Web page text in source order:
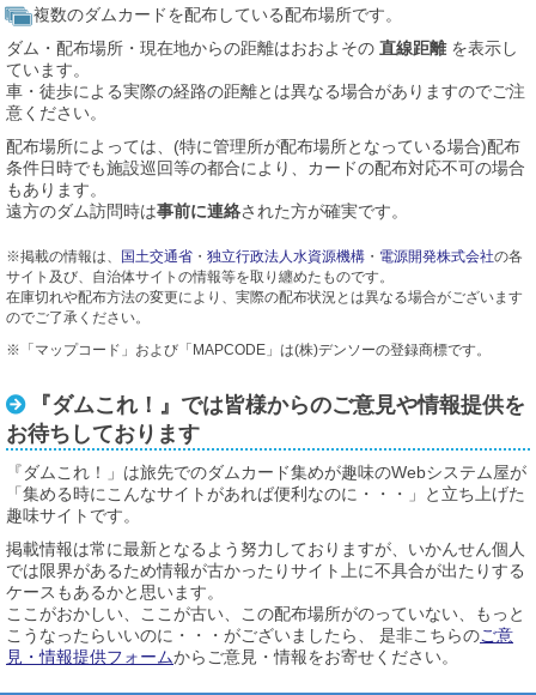
複数のダムカードを配布している配布場所です。
ダム・配布場所・現在地からの距離はおおよその 直線距離を表示し
ています。
車・徒歩による実際の経路の距離とは異なる場合がありますのでご注
意ください。
配布場所によっては、(特に管理所が配布場所となっている場合)配布
条件日時でも施設巡回等の都合により、カードの配布対応不可の場合
もあります。
遠方のダム訪問時は事前に連絡された方が確実です。
※掲載の情報は、 国土交通省 ・ 独立行政法人水資源機構 ・ 電源開発株式会社の各
サイト及び、自治体サイトの情報等を取り纏めたものです。
在庫切れや配布方法の変更により、実際の配布状況とは異なる場合がございます
のでご了承ください。
※「マップコード」および「MAPCODE」は(株)デンソーの登録商標です。
『ダムこれ！』では皆様からのご意見や情報提供を
お待ちしております
『ダムこれ！」は旅先でのダムカード集めが趣味のWebシステム屋が
「集める時にこんなサイトがあれば便利なのに・・・」と立ち上げた
趣味サイトです。
掲載情報は常に最新となるよう努力しておりますが、いかんせん個人
では限界があるため情報が古かったりサイト上に不具合が出たりする
ケースもあるかと思います。
ここがおかしい、ここが古い、この配布場所がのっていない、もっと
こうなったらいいのに・・・がございましたら、 是非こちらのご意
見・情報提供フォームからご意見・情報をお寄せください。